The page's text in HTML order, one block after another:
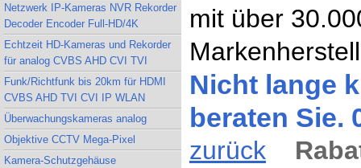
Netzwerk IP-Kameras NVR Rekorder
Decoder Encoder Full-HD/4K
Echtzeit HD-Kameras und Rekorder
für analog CVBS AHD CVI TVI
Funk/Richtfunk bis 20km für HDMI
CVBS AHD TVI CVI IP WLAN
Überwachungskameras analog
Objektive CCTV Mega-Pixel
Kamera-Schutzgehäuse
mit über
Nicht lange
beraten Sie.
zurück